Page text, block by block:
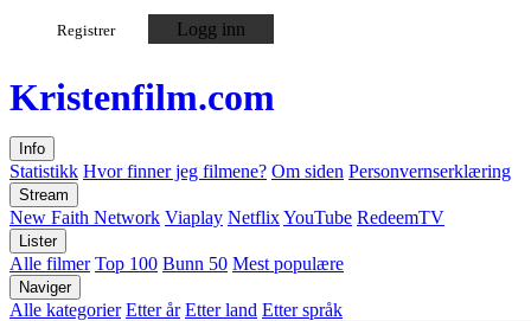
Registrer Logg inn
Kristenfilm.com
Info
Statistikk Hvor finner jeg filmene? Om siden Personvernserklæring
Stream
New Faith Network Viaplay NetflixYouTube RedeemTV
Lister
Alle filmer Top 100 Bunn 50 Mest populære
Naviger
Alle kategorier Etter år Etter land Etter språk